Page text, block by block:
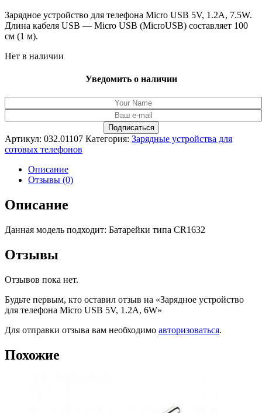
составляла
704.00₽.
640.00₽.
Зарядное устройство для телефона Micro USB 5V, 1.2A, 7.5W.
Длина кабеля USB — Micro USB (MicroUSB) составляет 100
см (1 м).
Нет в наличии
Уведомить о наличии
Артикул: 032.01107 Категория: Зарядные устройства для
сотовых телефонов
Описание
Отзывы (0)
Описание
Данная модель подходит: Батарейки типа CR1632
Отзывы
Отзывов пока нет.
Будьте первым, кто оставил отзыв на «Зарядное устройство
для телефона Micro USB 5V, 1.2A, 6W»
Для отправки отзыва вам необходимо авторизоваться.
Похожие